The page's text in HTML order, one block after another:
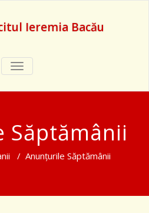
Ieremia Bacău
TOGGLE
NAVIGATION
/ Anunțurile Săptămânii